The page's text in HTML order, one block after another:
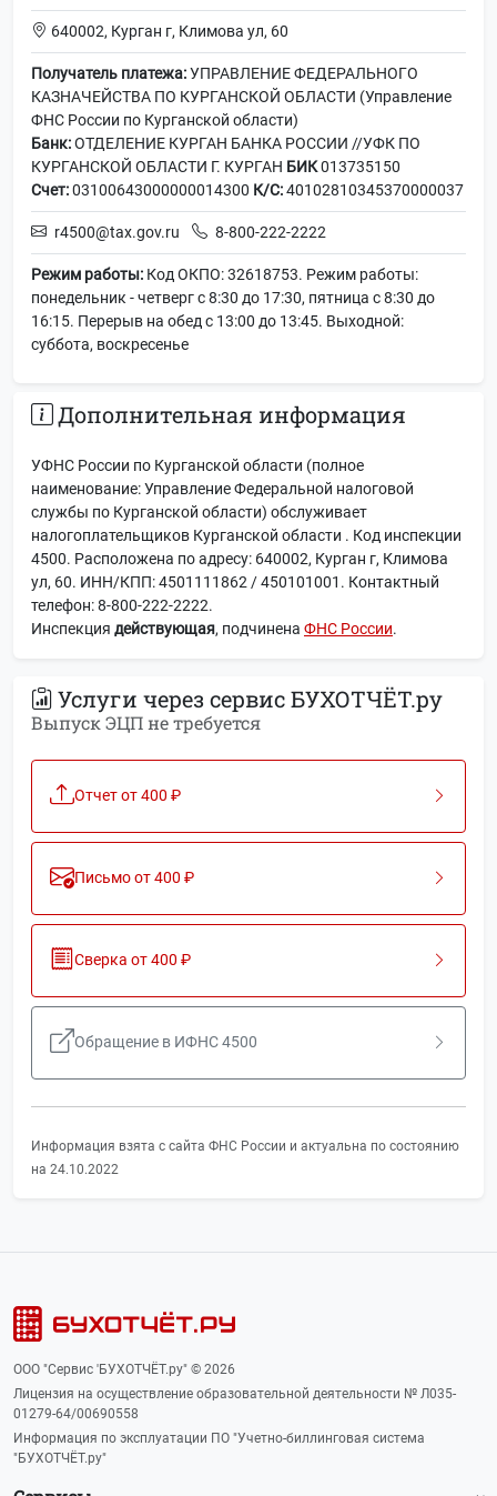
640002, Курган г, Климова ул, 60
Получатель платежа:УПРАВЛЕНИЕ ФЕДЕРАЛЬНОГО
КАЗНАЧЕЙСТВА ПО КУРГАНСКОЙ ОБЛАСТИ (Управление
ФНС России по Курганской области)
Банк:ОТДЕЛЕНИЕ КУРГАН БАНКА РОССИИ //УФК ПО
КУРГАНСКОЙ ОБЛАСТИ Г. КУРГАН БИК013735150
Счет:03100643000000014300 К/С:40102810345370000037
r4500@tax.gov.ru 8-800-222-2222
Режим работы: Код ОКПО: 32618753. Режим работы:
понедельник - четверг с 8:30 до 17:30, пятница с 8:30 до
16:15. Перерыв на обед с 13:00 до 13:45. Выходной:
суббота, воскресенье
Дополнительная информация
УФНС России по Курганской области (полное
наименование: Управление Федеральной налоговой
службы по Курганской области) обслуживает
налогоплательщиков Курганской области . Код инспекции
4500. Расположена по адресу: 640002, Курган г, Климова
ул, 60. ИНН/КПП: 4501111862 / 450101001. Контактный
телефон: 8-800-222-2222.
Инспекция действующая, подчинена ФНС России.
Услуги через сервис БУХОТЧЁТ.ру
Выпуск ЭЦП не требуется
Отчет от 400 ₽
Письмо от 400 ₽
Сверка от 400 ₽
Обращение в ИФНС 4500
Информация взята с сайта ФНС России и актуальна по состоянию
на 24.10.2022
ООО "Сервис 'БУХОТЧЁТ.ру" © 2026
Лицензия на осуществление образовательной деятельности № Л035-
01279-64/00690558
Информация по эксплуатации ПО "Учетно-биллинговая система
"БУХОТЧЁТ.ру"